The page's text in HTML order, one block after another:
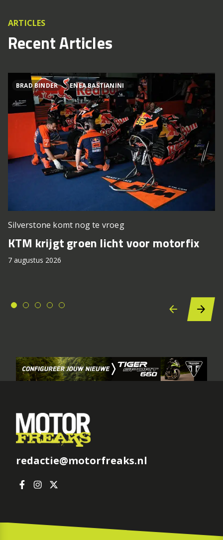
ARTICLES
Recent Articles
BRAD BINDER ENEA BASTIANINI
Silverstone komt nog te vroeg
KTM krijgt groen licht voor motorfix
7 augustus 2026
redactie@motorfreaks.nl